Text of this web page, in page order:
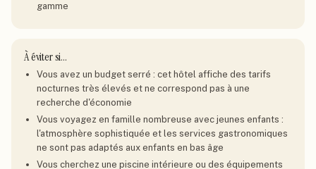
gamme
À éviter si…
Vous avez un budget serré : cet hôtel affiche des tarifs
nocturnes très élevés et ne correspond pas à une
recherche d'économie
Vous voyagez en famille nombreuse avec jeunes enfants :
l'atmosphère sophistiquée et les services gastronomiques
ne sont pas adaptés aux enfants en bas âge
Vous cherchez une piscine intérieure ou des équipements